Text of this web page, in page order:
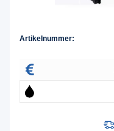
Artikelnummer: